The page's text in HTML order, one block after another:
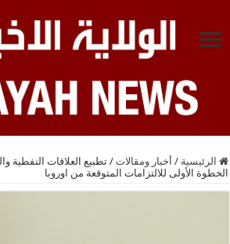
الرئيسية / أخبار ومقالات / تطبيع العلاقات النفطية
الخطوة الأولى للالتزامات المتوقعة من اوروبا